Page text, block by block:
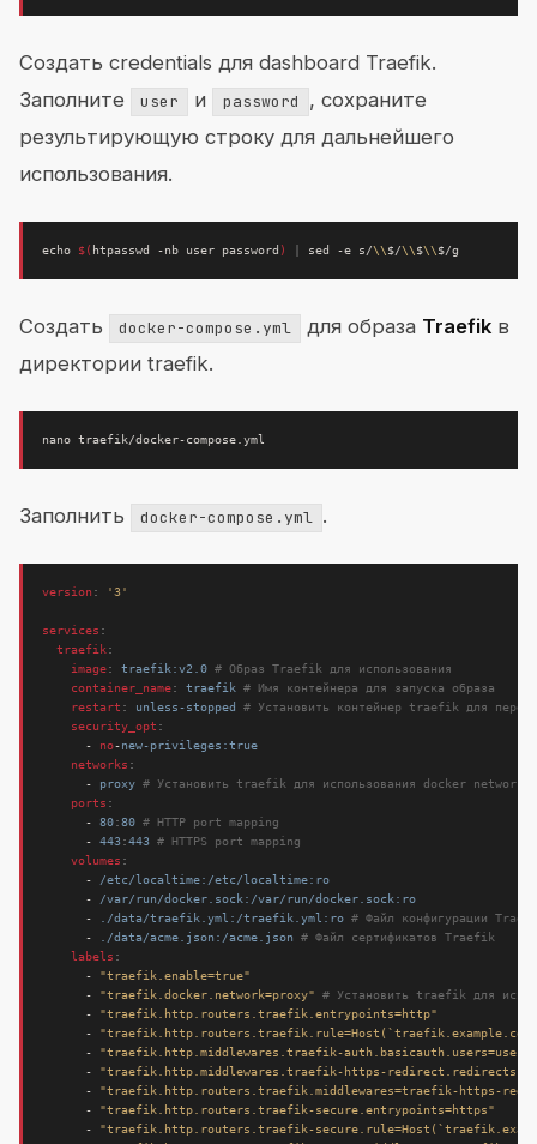
Создать credentials для dashboard Traefik.
Заполните
user и password
, сохраните
результирующую строку для дальнейшего
использования.
echo $( htpasswd -nb user password ) sed -e s/\\ $/\\ $\\
Создать docker-compose.yml для образа Traefik в
директории traefik.
Заполнить docker-compose.yml .
version : '3'
services :
traefik :
image: traefik:v2.0 # Образ Traefik для использования
container_name: traefik
# Имя контейнера для запуска образа
restart : unless-stopped
# Установить контейнер traefik для
security_opt :
- no-new-privileges:true
networks :
- proxy # Установить traefik для использования docker network,
ports :
- 80:80 # HTTP port mapping
- 443:443 # HTTPS port mapping
volumes :
- /etc/localtime:/etc/localtime:ro
- /var/run/docker.sock:/var/run/docker.sock:ro
-
./data/traefik.yml:/traefik.yml:ro # Файл конфигурации
-
./data/acme.json:/acme.json
# Файл сертификатов Traefik
labels :
- "traefik.enable=true"
- "traefik.docker.network=proxy"
# Установить traefik для
- "traefik.http.routers.traefik.entrypoints=http"
-
- "traefik.http.middlewares.traefik-
- "traefik.http.middlewares.traefik-https-
- "traefik.http.routers.traefik.middlewares=traefik-https-
- "traefik.http.routers.traefik-secure.entrypoints=https"
- "traefik.http.routers.traefik-